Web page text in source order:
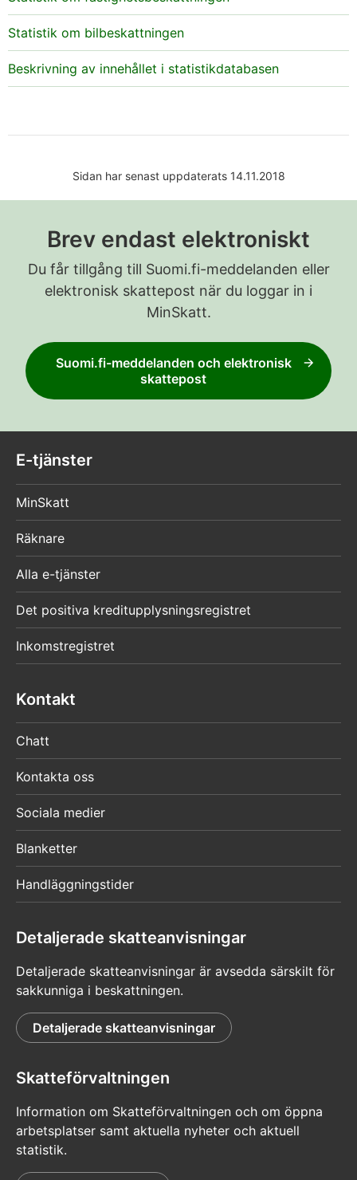
Statistik om bilbeskattningen
Beskrivning av innehållet i statistikdatabasen
Sidan har senast uppdaterats 14.11.2018
Brev endast elektroniskt
Du får tillgång till Suomi.fi-meddelanden eller
elektronisk skattepost när du loggar in i
MinSkatt.
Suomi.fi-meddelanden och elektronisk
skattepost
E-tjänster
MinSkatt
Räknare
Alla e-tjänster
Det positiva kreditupplysningsregistret
Inkomstregistret
Kontakt
Chatt
Kontakta oss
Sociala medier
Blanketter
Handläggningstider
Detaljerade skatteanvisningar
Detaljerade skatteanvisningar är avsedda särskilt för
sakkunniga i beskattningen.
Detaljerade skatteanvisningar
Skatteförvaltningen
Information om Skatteförvaltningen och om öppna
arbetsplatser samt aktuella nyheter och aktuell
statistik.